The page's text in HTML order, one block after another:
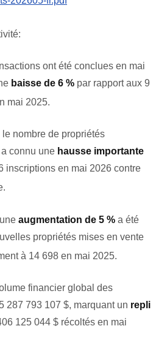
ont été conclues en mai
baisse de 6 % par rapport aux 9
mai 2025.
le nombre de propriétés
connu une hausse importante
inscriptions en mai 2026 contre
.
une augmentation de 5 % a été
propriétés mises en vente
à 14 698 en mai 2025.
financier global des
287 793 107 $, marquant un repli
125 044 $ récoltés en mai